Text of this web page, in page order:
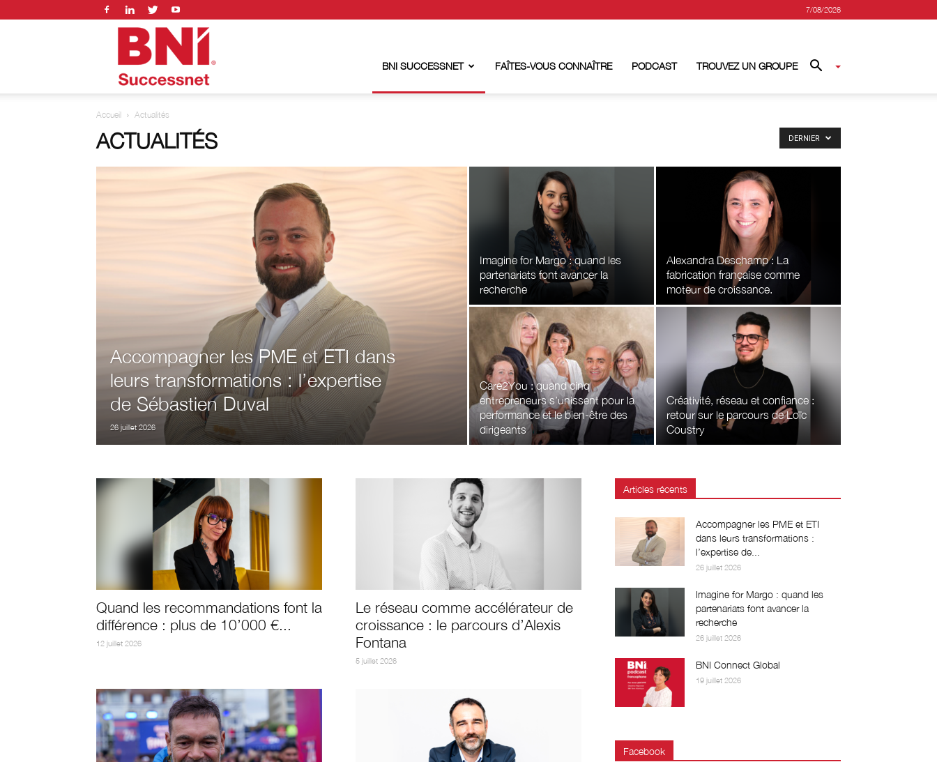
7/08/2026
BNI SUCCESSNET FAÎTES-VOUS CONNAÎTRE PODCAST TROUVEZ UN GROUPE
Accueil Actualités
ACTUALITÉS DERNIER
Accompagner les PME et ETI dans
leurs transformations : l’expertise
de Sébastien Duval
26 juillet 2026
Imagine for Margo : quand les
partenariats font avancer la
recherche
Alexandra Deschamp : La
fabrication française comme
moteur de croissance.
Care2You : quand cinq
entrepreneurs s’unissent pour la
performance et le bien-être des
dirigeants
Créativité, réseau et confiance :
retour sur le parcours de Loïc
Coustry
Quand les recommandations font la
différence : plus de 10’000 €...
12 juillet 2026
Le réseau comme accélérateur de
croissance : le parcours d’Alexis
Fontana
5 juillet 2026
Articles récents
Accompagner les PME et ETI
dans leurs transformations :
l’expertise de...
26 juillet 2026
Imagine for Margo : quand les
partenariats font avancer la
recherche
26 juillet 2026
BNI Connect Global
19 juillet 2026
Facebook